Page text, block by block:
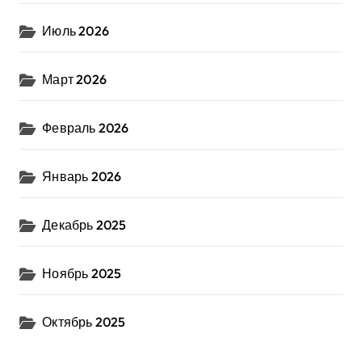
Июль 2026
Март 2026
Февраль 2026
Январь 2026
Декабрь 2025
Ноябрь 2025
Октябрь 2025